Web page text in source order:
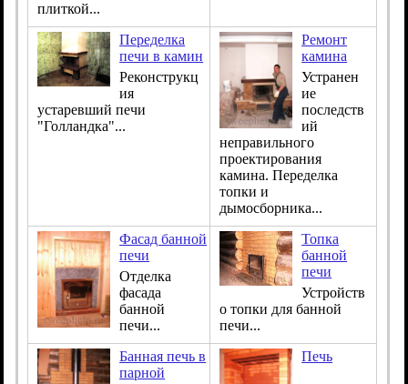
плиткой...
Переделка
печи в камин
Реконструкц
ия
устаревший печи
"Голландка"...
Ремонт
камина
Устранен
ие
последств
ий
неправильного
проектирования
камина. Переделка
топки и
дымосборника...
Фасад банной
печи
Отделка
фасада
банной
печи...
Топка
банной
печи
Устройств
о топки для банной
печи...
Банная печь в
парной
Печь